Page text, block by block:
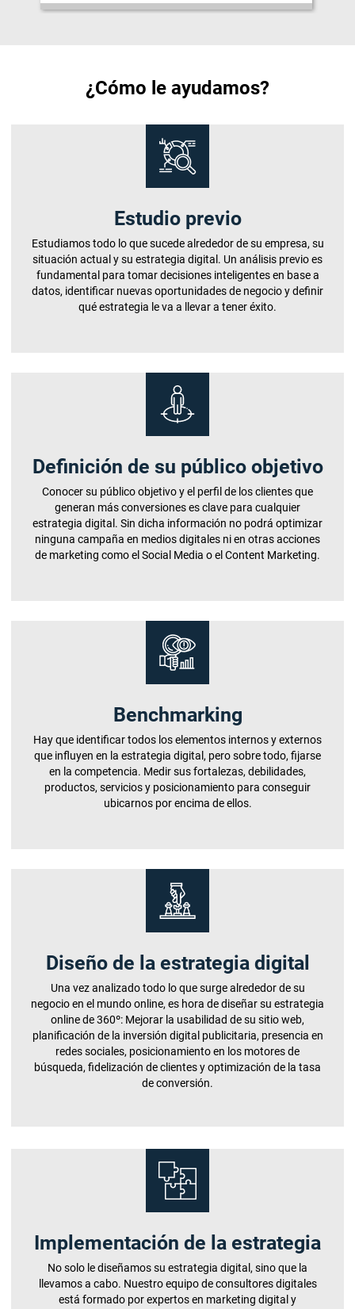
¿Cómo le ayudamos?
Estudio previo
Estudiamos todo lo que sucede alrededor de su empresa, su
situación actual y su estrategia digital. Un análisis previo es
fundamental para tomar decisiones inteligentes en base a
datos, identificar nuevas oportunidades de negocio y definir
qué estrategia le va a llevar a tener éxito.
Definición de su público objetivo
Conocer su público objetivo y el perfil de los clientes que
generan más conversiones es clave para cualquier
estrategia digital. Sin dicha información no podrá optimizar
ninguna campaña en medios digitales ni en otras acciones
de marketing como el Social Media o el Content Marketing.
Benchmarking
Hay que identificar todos los elementos internos y externos
que influyen en la estrategia digital, pero sobre todo, fijarse
en la competencia. Medir sus fortalezas, debilidades,
productos, servicios y posicionamiento para conseguir
ubicarnos por encima de ellos.
Diseño de la estrategia digital
Una vez analizado todo lo que surge alrededor de su
negocio en el mundo online, es hora de diseñar su estrategia
online de 360º: Mejorar la usabilidad de su sitio web,
planificación de la inversión digital publicitaria, presencia en
redes sociales, posicionamiento en los motores de
búsqueda, fidelización de clientes y optimización de la tasa
de conversión.
Implementación de la estrategia
No solo le diseñamos su estrategia digital, sino que la
llevamos a cabo. Nuestro equipo de consultores digitales
está formado por expertos en marketing digital y